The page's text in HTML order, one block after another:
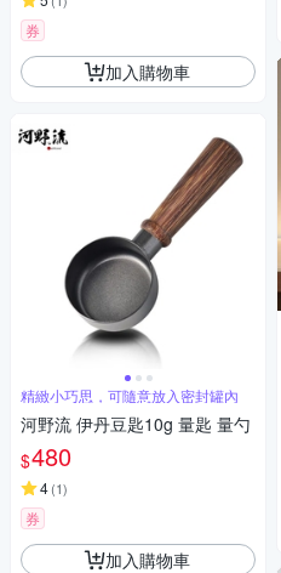
券
加入購物車
精緻小巧思，可隨意放入密封罐內
河野流 伊丹豆匙10g 量匙 量勺
$480
4(1)
券
加入購物車